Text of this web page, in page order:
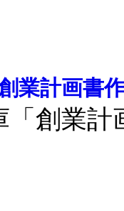
業計画書
「創業